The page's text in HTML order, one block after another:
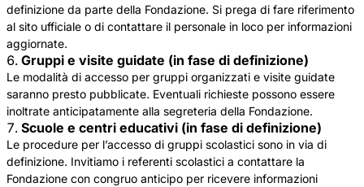
definizione da parte della Fondazione. Si prega di fare riferimento
al sito ufficiale o di contattare il personale in loco per informazioni
aggiornate.
Gruppi e visite guidate (in fase di definizione)
Le modalità di accesso per gruppi organizzati e visite guidate
saranno presto pubblicate. Eventuali richieste possono essere
inoltrate anticipatamente alla segreteria della Fondazione.
Scuole e centri educativi (in fase di definizione)
Le procedure per l’accesso di gruppi scolastici sono in via di
definizione. Invitiamo i referenti scolastici a contattare la
Fondazione con congruo anticipo per ricevere informazioni